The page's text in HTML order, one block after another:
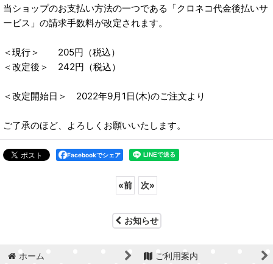
当ショップのお支払い方法の一つである「クロネコ代金後払いサ
ービス」の請求手数料が改定されます。
＜現行＞ 205円（税込）
＜改定後＞ 242円（税込）
＜改定開始日＞ 2022年9月1日(木)のご注文より
ご了承のほど、よろしくお願いいたします。
Facebookでシェア
«前 次»
お知らせ
ホーム ご利用案内